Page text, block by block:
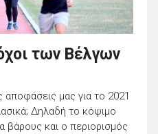
των Βέλγων
αποφάσεις μας για το 2021
Δηλαδή το κόψιμο
βάρους και ο περιορισμός